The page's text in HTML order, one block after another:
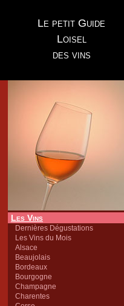
Le petit Guide
Loisel
des vins
Les Vins
Dernières Dégustations
Les Vins du Mois
Alsace
Beaujolais
Bordeaux
Bourgogne
Champagne
Charentes